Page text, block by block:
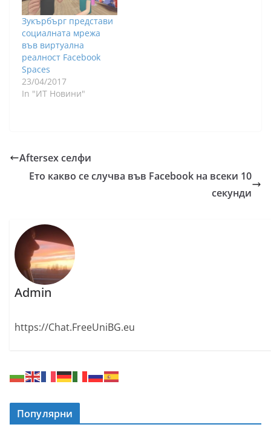
Зукърбърг представи
социалната мрежа
във виртуална
реалност Facebook
Spaces
23/04/2017
In "ИТ Новини"
Aftersex селфи
Ето какво се случва във Facebook на всеки 10
секунди
Admin
https://Chat.FreeUniBG.eu
Популярни